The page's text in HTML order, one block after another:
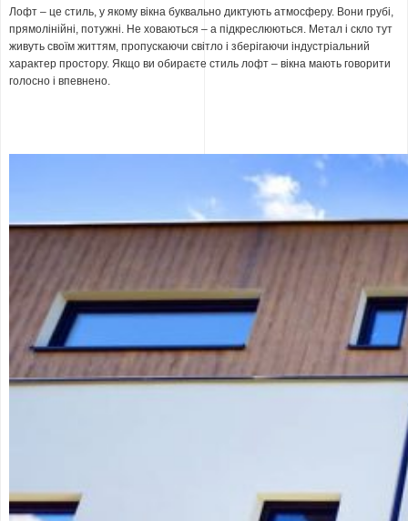
Лофт – це стиль, у якому вікна буквально диктують атмосферу. Вони грубі,
прямолінійні, потужні. Не ховаються – а підкреслюються. Метал і скло тут
живуть своїм життям, пропускаючи світло і зберігаючи індустріальний
характер простору. Якщо ви обираєте стиль лофт – вікна мають говорити
голосно і впевнено.